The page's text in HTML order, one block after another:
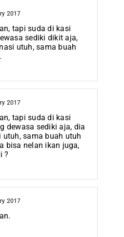
2017
tapi suda di kasi
sediki dikit aja,
utuh, sama buah
2017
tapi suda di kasi
dewasa sediki aja, dia
sama buah utuh
bisa nelan ikan juga,
?
2017